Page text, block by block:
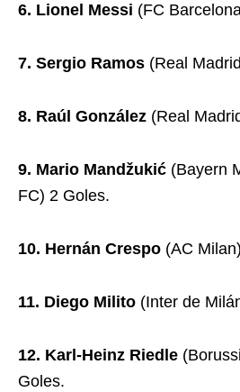
6. Lionel Messi (FC
7. Sergio Ramos (Real
8. Raúl González (Real
9. Mario Mandžukić (Bayern
FC) 2 Goles.
10. Hernán Crespo (AC
11. Diego Milito (Inter de
12. Karl-Heinz Riedle
Goles.